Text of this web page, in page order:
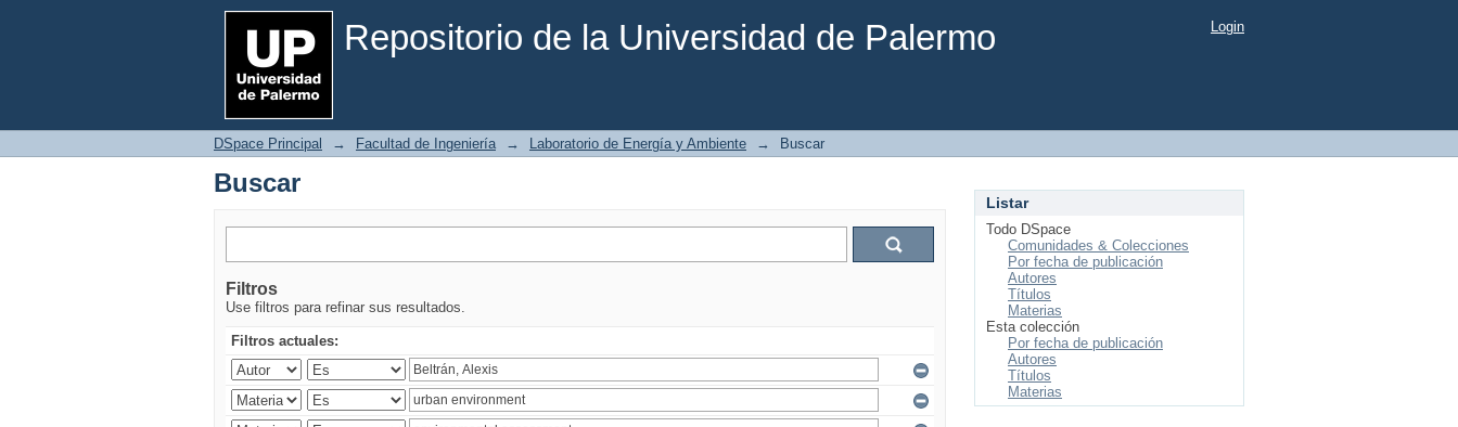
Repositorio de la Universidad de Palermo
Buscar Login
DSpace Principal → Facultad de Ingeniería → Laboratorio de Energía y Ambiente → Buscar
Buscar
Filtros
Use filtros para refinar sus resultados.
Filtros actuales:
Listar
Todo DSpace
Comunidades & Colecciones
Por fecha de publicación
Autores
Títulos
Materias
Esta colección
Por fecha de publicación
Autores
Títulos
Materias